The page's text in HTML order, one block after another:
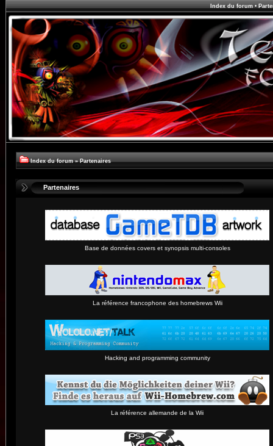
Index du forum•
Index du forum » Partenaires
Partenaires
Base de données covers et synopsis multi-consoles
La référence francophone des homebrews Wii
Hacking and programming community
La référence allemande de la Wii